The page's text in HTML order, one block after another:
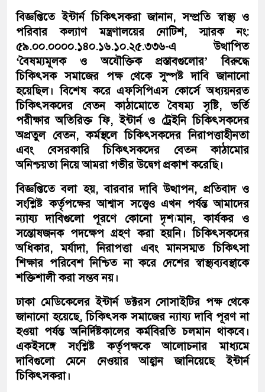
বিজ্ঞপ্তিতে ইন্টার্ন চিকিৎসকরা জানান, সম্প্রতি স্বাস্থ্য ও
পরিবার কল্যাণ মন্ত্রণালয়ের নোটিশ, স্মারক নং:
৫৯.০০.০০০০.১৪০.১৬.১০.২৫.৩৩৬-এ উত্থাপিত
‘বৈষম্যমূলক ও অযৌক্তিক প্রস্তাবগুলোর’ বিরুদ্ধে
চিকিৎসক সমাজের পক্ষ থেকে সুস্পষ্ট দাবি জানানো
হয়েছিল। বিশেষ করে এফসিপিএস কোর্সে অধ্যয়নরত
চিকিৎসকদের বেতন কাঠামোতে বৈষম্য সৃষ্টি, ভর্তি
পরীক্ষার অতিরিক্ত ফি, ইন্টার্ন ও ট্রেইনি চিকিৎসকদের
অপ্রতুল বেতন, কর্মস্থলে চিকিৎসকদের নিরাপত্তাহীনতা
এবং বেসরকারি চিকিৎসকদের বেতন কাঠামোর
অনিশ্চয়তা নিয়ে আমরা গভীর উদ্বেগ প্রকাশ করেছি।
বিজ্ঞপ্তিতে বলা হয়, বারবার দাবি উত্থাপন, প্রতিবাদ ও
সংশ্লিষ্ট কর্তৃপক্ষের আশ্বাস সত্ত্বেও এখন পর্যন্ত আমাদের
ন্যায্য দাবিগুলো পূরণে কোনো দৃশ্যমান, কার্যকর ও
সন্তোষজনক পদক্ষেপ গ্রহণ করা হয়নি। চিকিৎসকদের
অধিকার, মর্যাদা, নিরাপত্তা এবং মানসম্মত চিকিৎসা
শিক্ষার পরিবেশ নিশ্চিত না করে দেশের স্বাস্থ্যব্যবস্থাকে
শক্তিশালী করা সম্ভব নয়।
ঢাকা মেডিকেলের ইন্টার্ন ডক্টরস সোসাইটির পক্ষ থেকে
জানানো হয়েছে, চিকিৎসক সমাজের ন্যায্য দাবি পূরণ না
হওয়া পর্যন্ত অনির্দিষ্টকালের কর্মবিরতি চলমান থাকবে।
একইসঙ্গে সংশ্লিষ্ট কর্তৃপক্ষকে আলোচনার মাধ্যমে
দাবিগুলো মেনে নেওয়ার আহ্বান জানিয়েছে ইন্টার্ন
চিকিৎসকরা।